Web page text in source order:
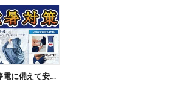
熱中症予防・突然の停電に備えて安心!猛暑対策!!